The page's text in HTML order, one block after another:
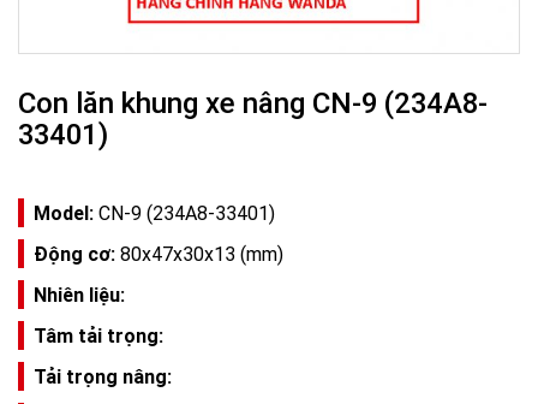
Con lăn khung xe nâng CN-9 (234A8-
33401)
Model: CN-9 (234A8-33401)
Động cơ: 80x47x30x13 (mm)
Nhiên liệu:
Tâm tải trọng:
Tải trọng nâng: